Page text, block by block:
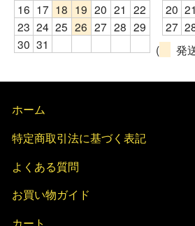
16 17 18 19 20 21 22
23 24 25 26 27 28 29
30 31
20 21
27
(
発
ホーム
特定商取引法に基づく表記
よくある質問
お買い物ガイド
カート